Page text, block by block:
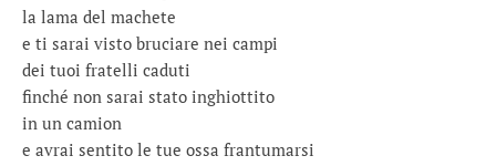
la lama del machete
e ti sarai visto bruciare nei campi
dei tuoi fratelli caduti
finché non sarai stato inghiottito
in un camion
e avrai sentito le tue ossa frantumarsi